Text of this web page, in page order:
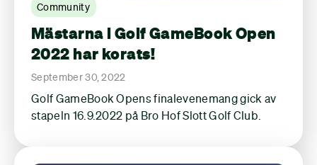
Community
Mästarna i Golf GameBook Open
2022 har korats!
September 30, 2022
Golf GameBook Opens finalevenemang gick av
stapeln 16.9.2022 på Bro Hof Slott Golf Club.